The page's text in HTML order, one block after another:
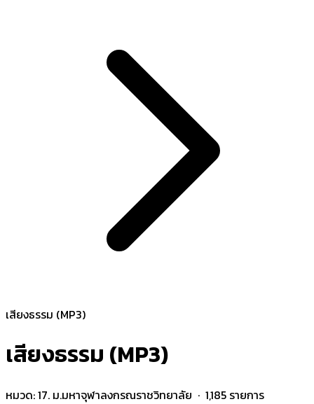
เสียงธรรม (MP3)
เสียงธรรม (MP3)
หมวด:17. ม.มหาจุฬาลงกรณราชวิทยาลัย · 1,185 รายการ